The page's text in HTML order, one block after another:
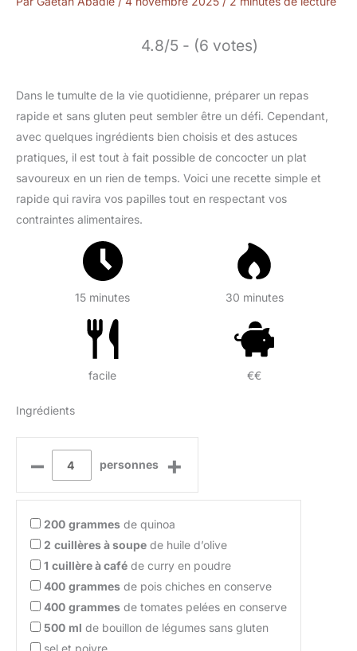
4.8/5 - (6 votes)
Dans le tumulte de la vie quotidienne, préparer un repas
rapide et sans gluten peut sembler être un défi. Cependant,
avec quelques ingrédients bien choisis et des astuces
pratiques, il est tout à fait possible de concocter un plat
savoureux en un rien de temps. Voici une recette simple et
rapide qui ravira vos papilles tout en respectant vos
contraintes alimentaires.
15 minutes 30 minutes
facile €€
Ingrédients
– personnes +
200 grammes de quinoa
2 cuillères à soupe de huile d’olive
1 cuillère à café de curry en poudre
400 grammes de pois chiches en conserve
400 grammes de tomates pelées en conserve
500 ml de bouillon de légumes sans gluten